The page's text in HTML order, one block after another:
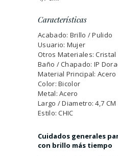
Características
Acabado: Brillo / Pulido
Usuario: Mujer
Otros Materiales: Cristal
Baño / Chapado: IP
Material Principal: Acero
Color: Bicolor
Metal: Acero
Largo / Diametro: 4,7 CM
Estilo: CHIC
Cuidados generales
con brillo más tiempo